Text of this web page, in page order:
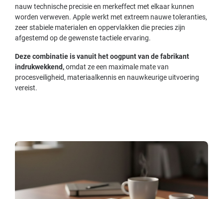
nauw technische precisie en merkeffect met elkaar kunnen
worden verweven. Apple werkt met extreem nauwe toleranties,
zeer stabiele materialen en oppervlakken die precies zijn
afgestemd op de gewenste tactiele ervaring.
Deze combinatie is vanuit het oogpunt van de fabrikant
indrukwekkend,omdat ze een maximale mate van
procesveiligheid, materiaalkennis en nauwkeurige uitvoering
vereist.